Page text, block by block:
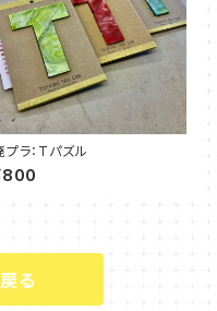
プラ：Tパズル
る